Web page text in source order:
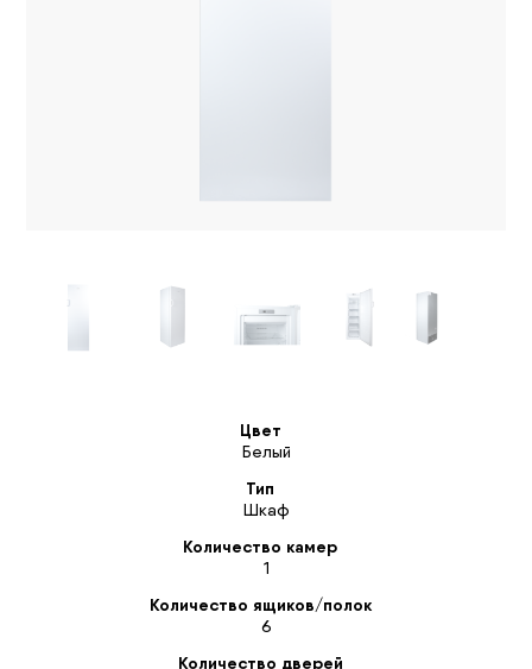
Цвет
Белый
Тип
Шкаф
Количество камер
1
Количество ящиков/полок
6
Количество дверей